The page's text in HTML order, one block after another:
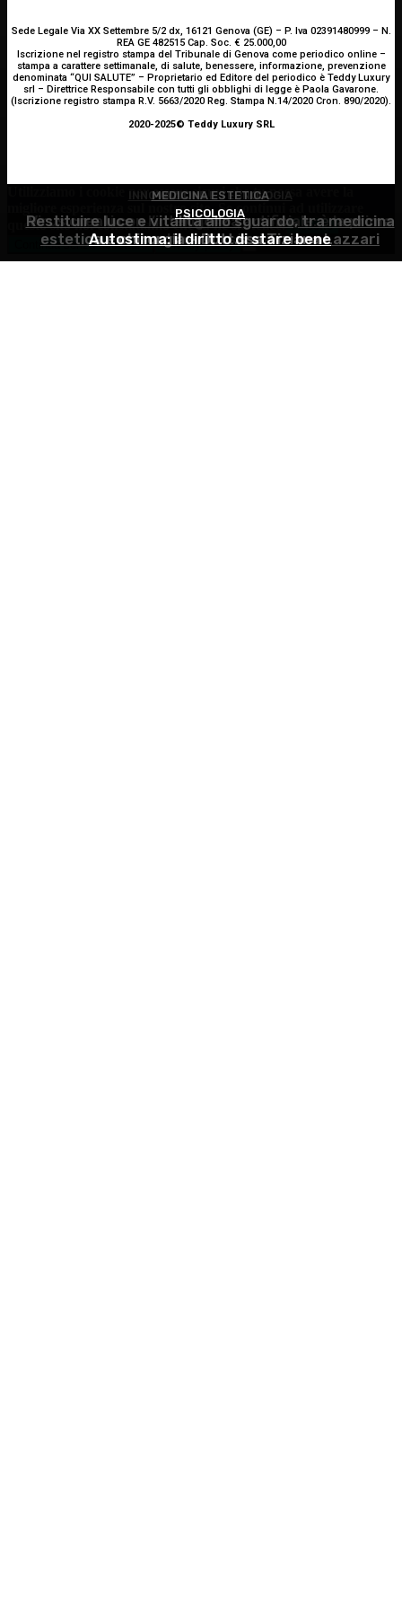
INNOVAZIONE E TECNOLOGIA
Virus creati con l’intelligenza artificiale: è la prima
volta nella storia
MEDICINA ESTETICA
Restituire luce e vitalità allo sguardo, tra medicina
estetica e chirurgia – Dott.ssa Tiziana Lazzari
PSICOLOGIA
Autostima: il diritto di stare bene
Sede Legale Via XX Settembre 5/2 dx, 16121 Genova (GE) – P. Iva 02391480999 – N.
REA GE 482515 Cap. Soc. € 25.000,00
Iscrizione nel registro stampa del Tribunale di Genova come periodico online –
stampa a carattere settimanale, di salute, benessere, informazione, prevenzione
denominata “QUI SALUTE” – Proprietario ed Editore del periodico è Teddy Luxury
srl – Direttrice Responsabile con tutti gli obblighi di legge è Paola Gavarone.
(Iscrizione registro stampa R.V. 5663/2020 Reg. Stampa N.14/2020 Cron. 890/2020).
2020-2025© Teddy Luxury SRL
Utilizziamo i cookie per essere sicuri che tu possa avere la
migliore esperienza sul nostro sito. Se continui ad utilizzare
questo sito noi constatiamo che tu ne sia felice. Accetto
Continua senza accettare
Privacy policy